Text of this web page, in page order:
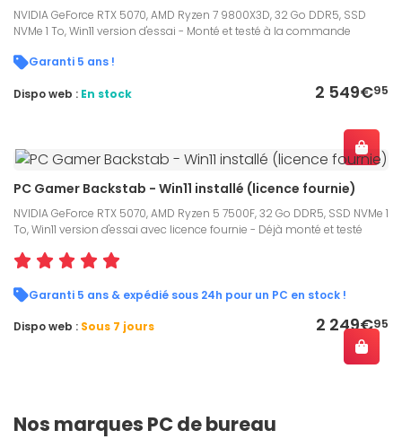
NVIDIA GeForce RTX 5070, AMD Ryzen 7 9800X3D, 32 Go DDR5, SSD
NVMe 1 To, Win11 version d'essai - Monté et testé à la commande
Garanti 5 ans !
2 549€95
Dispo web : En stock
PC Gamer Backstab - Win11 installé (licence fournie)
NVIDIA GeForce RTX 5070, AMD Ryzen 5 7500F, 32 Go DDR5, SSD NVMe 1
To, Win11 version d'essai avec licence fournie - Déjà monté et testé
Garanti 5 ans & expédié sous 24h pour un PC en stock !
2 249€95
Dispo web : Sous 7 jours
Nos marques PC de bureau